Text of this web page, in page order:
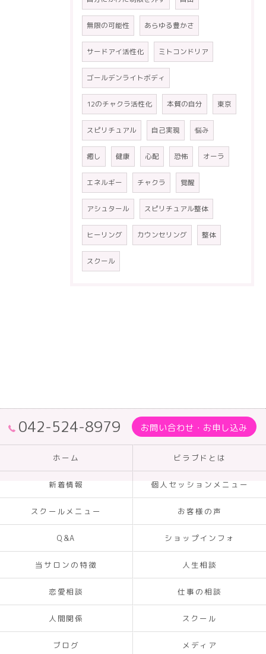
無限の可能性 あらゆる豊かさ
サードアイ活性化 ミトコンドリア
ゴールデンライトボディ
12のチャクラ活性化 本質の自分 東京
スピリチュアル 自己実現 悩み
癒し 健康 心配 恐怖 オーラ
エネルギー チャクラ 覚醒
アシュタール スピリチュアル整体
ヒーリング カウンセリング 整体
スクール
042-524-8979 お問い合わせ・お申し込み
ホーム ビラブドとは
新着情報 個人セッションメニュー
スクールメニュー お客様の声
Q&A ショップインフォ
当サロンの特徴 人生相談
恋愛相談 仕事の相談
人間関係 スクール
ブログ メディア